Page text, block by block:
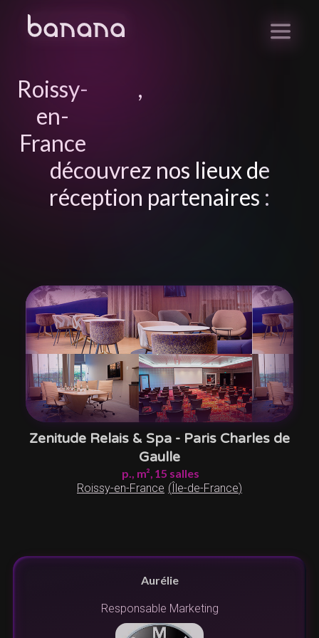
Roissy-
en-
France
,
découvrez nos lieux de
réception partenaires :
Zenitude Relais & Spa - Paris Charles de
Gaulle
p., m², 15 salles
Roissy-en-France (Île-de-France)
Erwan
Directeur